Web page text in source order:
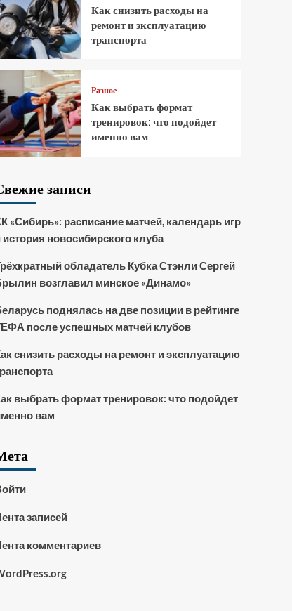
Как снизить расходы на
ремонт и эксплуатацию
транспорта
Разное
Как выбрать формат
тренировок: что подойдет
именно вам
записи
«Сибирь»: расписание матчей, календарь игр
история новосибирского клуба
обладатель Кубка Стэнли Сергей
возглавил минское «Динамо»
поднялась на две позиции в рейтинге
после успешных матчей клубов
снизить расходы на ремонт и эксплуатацию
выбрать формат тренировок: что подойдет
вам
записей
комментариев